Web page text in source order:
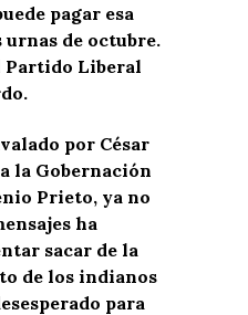
pagar esa
de octubre.
Liberal
por César
la Gobernación
Prieto, ya no
ha
sacar de la
de los indianos
para